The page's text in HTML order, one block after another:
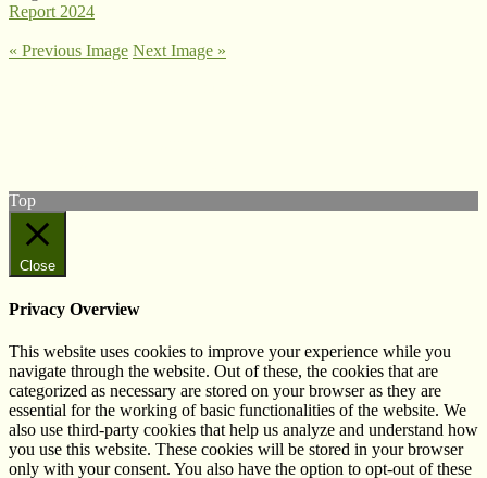
Report 2024
« Previous Image Next Image »
Top
Close
Privacy Overview
This website uses cookies to improve your experience while you
navigate through the website. Out of these, the cookies that are
categorized as necessary are stored on your browser as they are
essential for the working of basic functionalities of the website. We
also use third-party cookies that help us analyze and understand how
you use this website. These cookies will be stored in your browser
only with your consent. You also have the option to opt-out of these